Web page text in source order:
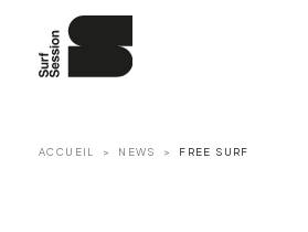
ACCUEIL NEWS FREE SURF